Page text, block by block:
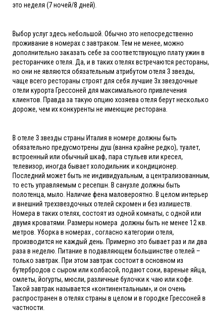
это неделя (7 ночей/8 дней).
Выбор услуг здесь небольшой. Обычно это непосредственно
проживание в номерах с завтраком. Тем не менее, можно
дополнительно заказать себе за соответствующую плату ужин в
ресторанчике отеля. Да, и в таких отелях встречаются рестораны,
но они не являются обязательным атрибутом отеля 3 звезды,
чаще всего рестораны строят для себя лучшие 3х звездочные
отели курорта Грессоней для максимального привлечения
клиентов. Правда за такую опцию хозяева отеля берут несколько
дороже, чем их конкуренты не имеющие ресторана.
В отеле 3 звезды страны Италия в номере должны быть
обязательно предусмотрены душ (ванна крайне редко), туалет,
встроенный или обычный шкаф, пара стульев или кресел,
телевизор, иногда бывает холодильник и кондиционер.
Последний может быть не индивидуальным, а централизованным,
то есть управляемым с ресепшн. В санузле должны быть
полотенца, мыло. Наличие фена маловероятно. В целом интерьер
и внешний трехзвездочных отелей скромен и без излишеств.
Номера в таких отелях, состоят из одной комнаты, с одной или
двумя кроватями. Размеры номера должны быть не менее 12 кв.
метров. Уборка в номерах , согласно категории отеля,
производится не каждый день. Примерно это бывает раз и ли два
раза в неделю. Питание в подавляющем большинстве отелей –
только завтрак. При этом завтрак состоит в основном из
бутербродов с сыром или колбасой, подают соки, вареные яйца,
омлеты, йогурты, мюсли, различные булочки к чаю или кофе.
Такой завтрак называется «континентальным», и он очень
распространен в отелях страны в целом и в городке Грессоней в
частности.